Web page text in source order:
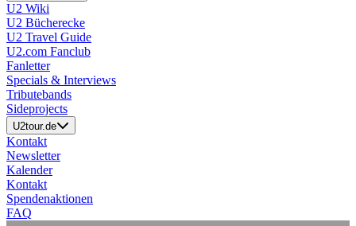
U2 Wiki
U2 Bücherecke
U2 Travel Guide
U2.com Fanclub
Fanletter
Specials & Interviews
Tributebands
Sideprojects
U2tour.de
Kontakt
Newsletter
Kalender
Kontakt
Spendenaktionen
FAQ